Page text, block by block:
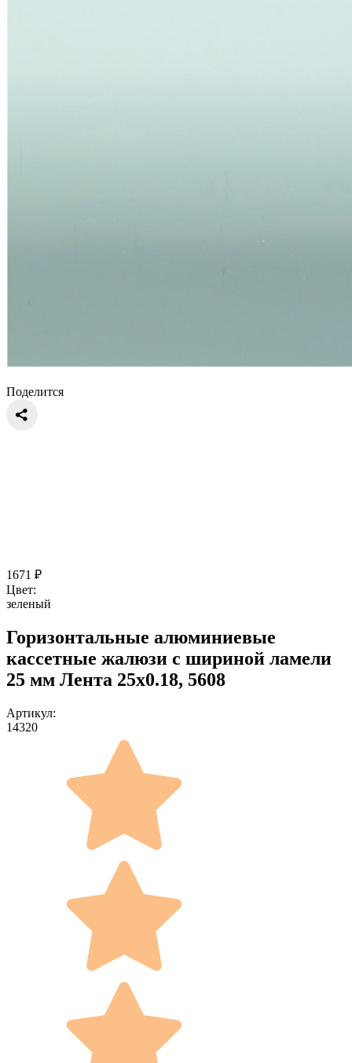
Поделится
1671 ₽
Цвет:
зеленый
Горизонтальные алюминиевые
кассетные жалюзи с шириной ламели
25 мм Лента 25x0.18, 5608
Артикул:
14320